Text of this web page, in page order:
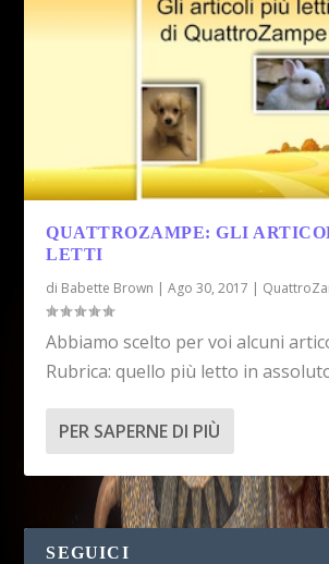
QUATTROZAMPE: GLI
LETTI
di Babette Brown |Ago 30, 2017 |
Abbiamo scelto per voi alcuni
Rubrica: quello più letto in
PER SAPERNE DI PIÙ
SEGUICI